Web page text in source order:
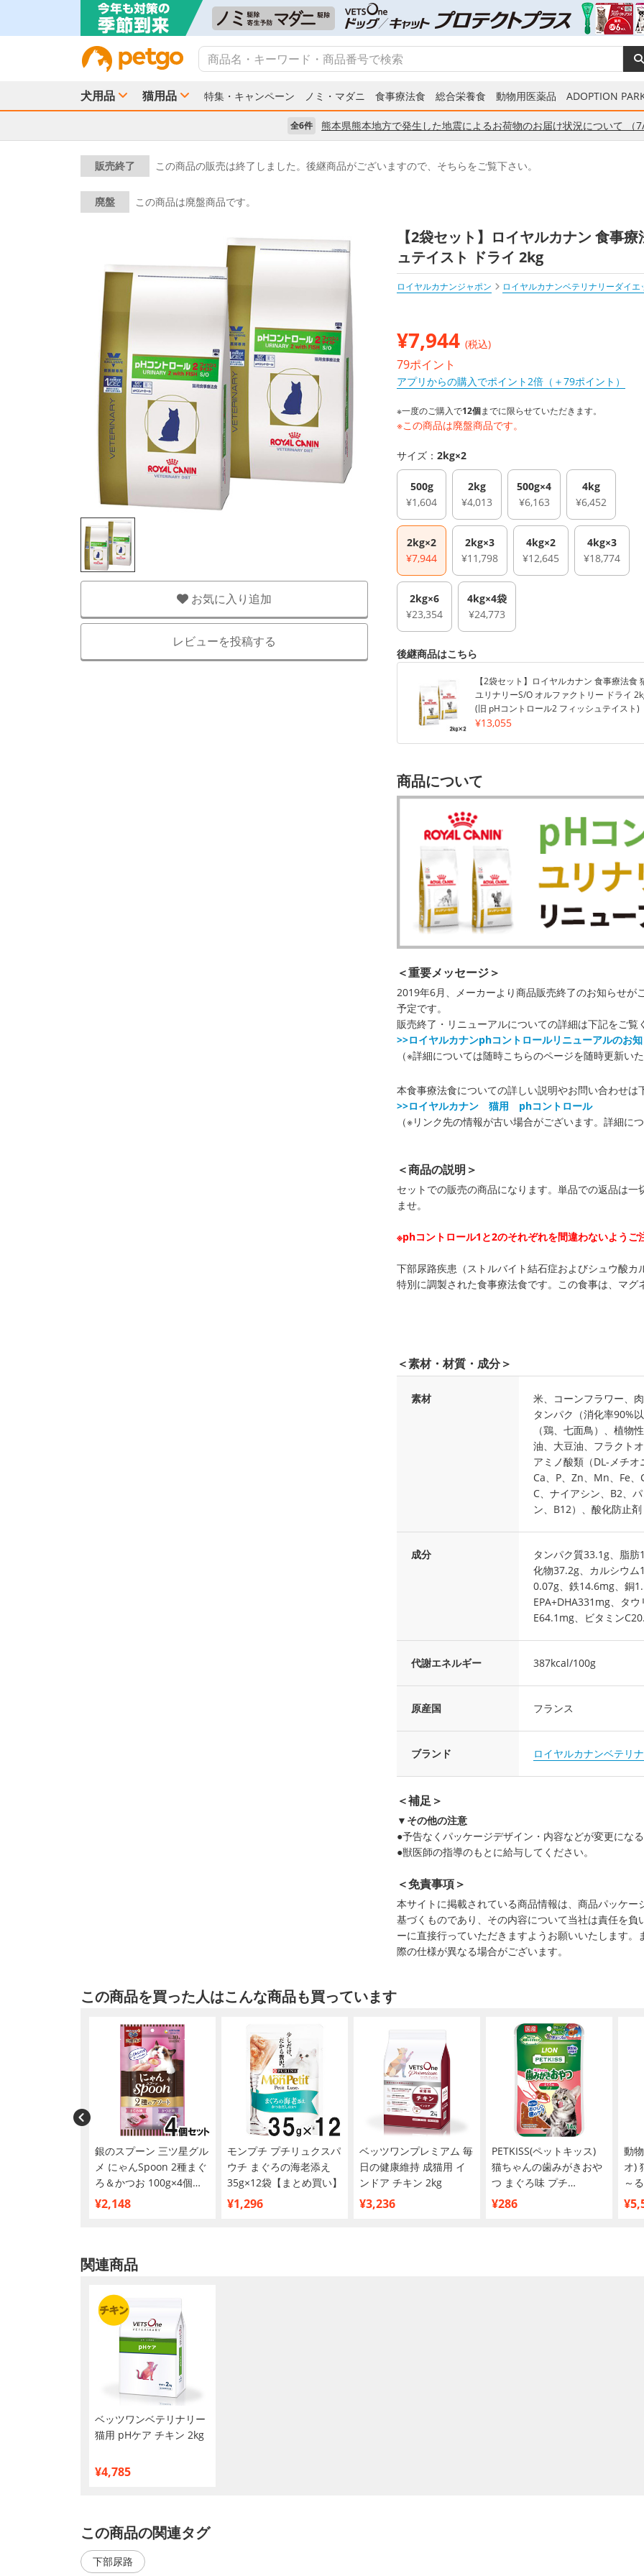
犬用品 猫用品 特集・キャンペーン ノミ・マダニ 食事療法食 総合栄養食 動物用医薬品 ADOPTION
全6件 熊本県熊本地方で発生した地震によるお荷物のお届け状況について （
販売終了 この商品の販売は終了しました。後継商品がございますので、そちらをご覧下さい。
廃盤 この商品は廃盤商品です。
お気に入り追加
レビューを投稿する
【2袋セット】ロイヤルカナン 食事
ュテイスト ドライ 2kg
ロイヤルカナンジャポン ロイヤルカナンベテリナリーダイエ
¥7,944 (税込)
79ポイント
アプリからの購入でポイント2倍（＋79ポイント）
※一度のご購入で12個までに限らせていただきます。
※この商品は廃盤商品です。
サイズ： 2kg×2
500g
¥1,604
2kg
¥4,013
500g×4
¥6,163
4kg
¥6,452
2kg×2
¥7,944
2kg×3
¥11,798
4kg×2
¥12,645
4kg×3
¥18,774
2kg×6
¥23,354
4kg×4袋
¥24,773
後継商品はこちら
【2袋セット】ロイヤルカナン 食事療法食
ユリナリーS/O オルファクトリー ドライ
(旧 pHコントロール2 フィッシュテイスト)
¥13,055
商品について
＜重要メッセージ＞
2019年6月、メーカーより商品販売終了のお知らせ
予定です。
販売終了・リニューアルについての詳細は下記をご覧
>>ロイヤルカナンphコントロールリニューアルのお
（※詳細については随時こちらのページを随時更新い
本食事療法食についての詳しい説明やお問い合わせは
>>ロイヤルカナン 猫用 phコントロール
（※リンク先の情報が古い場合がございます。詳細に
＜商品の説明＞
セットでの販売の商品になります。単品での返品は
ませ。
※phコントロール1と2のそれぞれを間違わないようご
下部尿路疾患（ストルバイト結石症およびシュウ酸
特別に調製された食事療法食です。この食事は、マ
＜素材・材質・成分＞
素材
米、コーンフラワー、
タンパク（消化率90%
（鶏、七面鳥）、植物
油、大豆油、フラクト
アミノ酸類（DL-メチ
Ca、P、Zn、Mn、Fe
C、ナイアシン、B2、
ン、B12）、酸化防止
成分
タンパク質33.1g、脂
化物37.2g、カルシウ
0.07g、鉄14.6mg、銅
EPA+DHA331mg、タ
E64.1mg、ビタミン
代謝エネルギー 387kcal/100g
原産国 フランス
ブランド ロイヤルカナンベテリ
＜補足＞
▼その他の注意
●予告なくパッケージデザイン・内容などが変更にな
●獣医師の指導のもとに給与してください。
＜免責事項＞
本サイトに掲載されている商品情報は、商品パッケ
基づくものであり、その内容について当社は責任を
ーに直接行っていただきますようお願いいたします
際の仕様が異なる場合がございます。
この商品を買った人はこんな商品も買っています
銀のスプーン 三ツ星グル
メ にゃんSpoon 2種まぐ
ろ＆かつお 100g×4個
【まとめ買い】
¥2,148
モンプチ プチリュクスパ
ウチ まぐろの海老添え
35g×12袋【まとめ買い】
¥1,296
ベッツワンプレミアム 毎
日の健康維持 成猫用 イ
ンドア チキン 2kg
¥3,236
PETKISS(ペットキッス)
猫ちゃんの歯みがきおや
つ まぐろ味 プチ
14g【在庫限り】【賞味
¥286
動
オ)
～
関連商品
ベッツワンベテリナリー
猫用 pHケア チキン 2kg
¥4,785
この商品の関連タグ
下部尿路